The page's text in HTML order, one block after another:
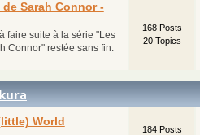
Sarah Connor -
faire suite à la série "Les
Connor" restée sans fin.
168 Posts
20 Topics
World
184 Posts